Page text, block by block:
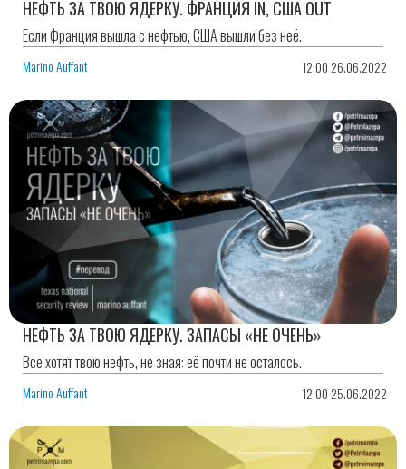
НЕФТЬ ЗА ТВОЮ ЯДЕРКУ. ФРАНЦИЯ IN, США OUT
Если Франция вышла с нефтью, США вышли без неё.
Marino Auffant 12:00 26.06.2022
НЕФТЬ ЗА ТВОЮ ЯДЕРКУ. ЗАПАСЫ «НЕ ОЧЕНЬ»
Все хотят твою нефть, не зная: её почти не осталось.
Marino Auffant 12:00 25.06.2022